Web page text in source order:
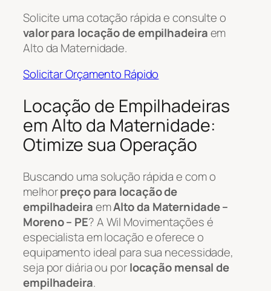
Solicite uma cotação rápida e consulte o
valor para locação de empilhadeiraem
Alto da Maternidade.
Solicitar Orçamento Rápido
Locação de Empilhadeiras
em Alto da Maternidade:
Otimize sua Operação
Buscando uma solução rápida e com o
melhorpreço para locação de
empilhadeiraemAlto da Maternidade –
Moreno – PE? A Wil Movimentações é
especialista em locação e oferece o
equipamento ideal para sua necessidade,
seja por diária ou porlocação mensal de
empilhadeira.